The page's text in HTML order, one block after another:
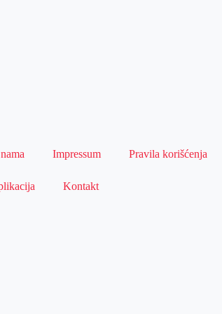
Impressum Pravila korišćenja
Kontakt